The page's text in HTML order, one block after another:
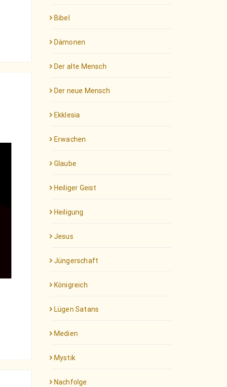
Bibel
Dämonen
Der alte Mensch
Der neue Mensch
Ekklesia
Erwachen
Glaube
Heiliger Geist
Heiligung
Jesus
Jüngerschaft
Königreich
Lügen Satans
Medien
Mystik
Nachfolge